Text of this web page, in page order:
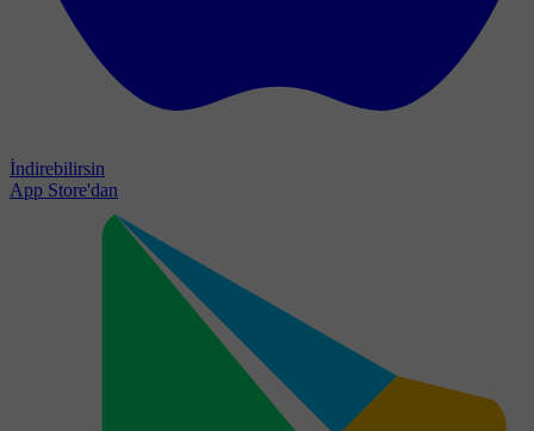
İndirebilirsin
App Store'dan